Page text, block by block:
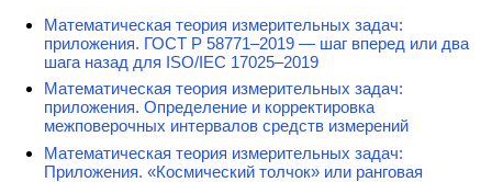
Математическая теория измерительных задач:
приложения. ГОСТ Р 58771–2019 — шаг вперед или два
шага назад для ISO/IEC 17025–2019
Математическая теория измерительных задач:
приложения. Определение и корректировка
межповерочных интервалов средств измерений
Математическая теория измерительных задач:
Приложения. «Космический толчок» или ранговая